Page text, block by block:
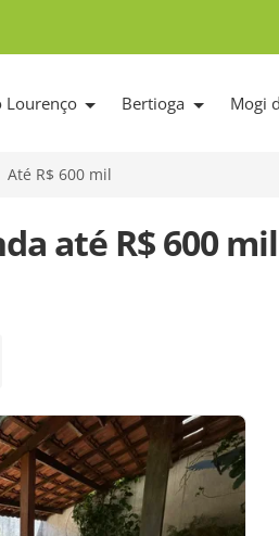
Lourenço Bertioga Mogi
Até R$ 600 mil
até R$ 600